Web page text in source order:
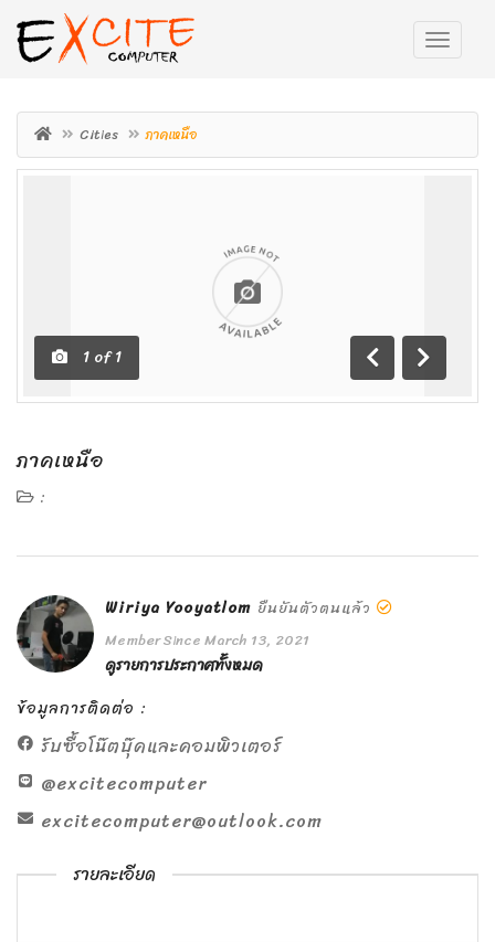
Cities ภาคเหนือ
1 of 1
ถอย เดิน
ภาคเหนือ
:
Wiriya Yooyatlom ยืนยันตัวตนแล้ว
Member Since March 13, 2021
ดูรายการประกาศทั้งหมด
ข้อมูลการติดต่อ :
รับซื้อโน๊ตบุ๊คและคอมพิวเตอร์
@excitecomputer
excitecomputer@outlook.com
รายละเอียด